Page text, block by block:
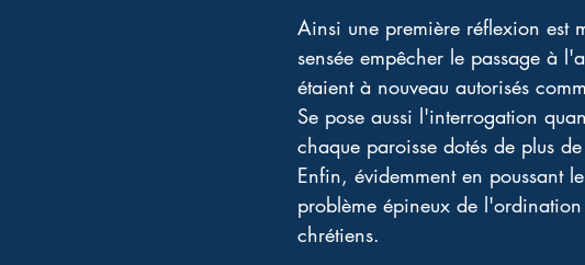
Ainsi une première réflexion est
sensée empêcher le passage à
étaient à nouveau autorisés
Se pose aussi l'interrogation
chaque paroisse dotés de plus
Enfin, évidemment en poussant
problème épineux de
chrétiens.